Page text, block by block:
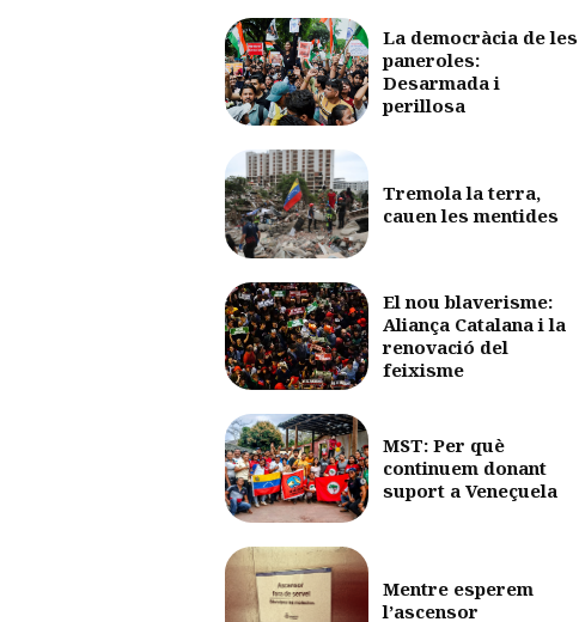
La democràcia de les
paneroles:
Desarmada i
perillosa
Tremola la terra,
cauen les mentides
El nou blaverisme:
Aliança Catalana i la
renovació del
feixisme
MST: Per què
continuem donant
suport a Veneçuela
Mentre esperem
l’ascensor